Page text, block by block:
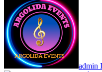
admin